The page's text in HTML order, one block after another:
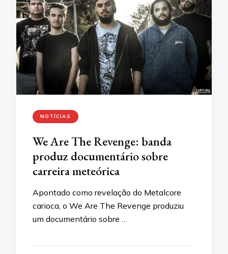
NOTÍCIAS
We Are The Revenge: banda
produz documentário sobre
carreira meteórica
Apontado como revelação do Metalcore
carioca, o We Are The Revenge produziu
um documentário sobre …